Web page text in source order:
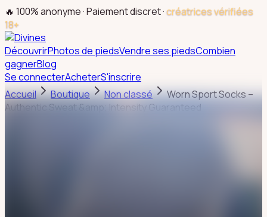
🔥 100% anonyme · Paiement discret ·créatrices vérifiées
18+
DécouvrirPhotos de piedsVendre ses piedsCombien
gagnerBlog
Se connecterAcheterS'inscrire
Accueil
Boutique Non classé
Worn Sport Socks –
Authentic Sweat &amp; Intensity Guaranteed